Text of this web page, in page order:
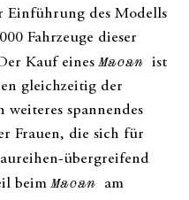
Einführung des Modells
Fahrzeuge dieser
Kauf einesMacan ist
gleichzeitig der
spannendes
Frauen, die sich für
übergreifend
beimMacan am